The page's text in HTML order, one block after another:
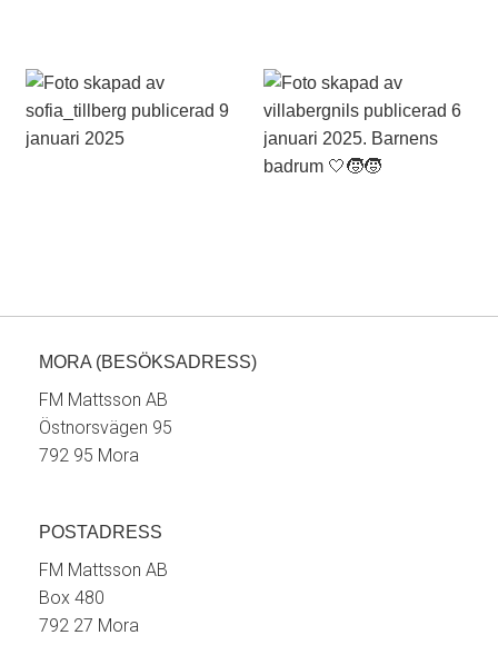
MORA (BESÖKSADRESS)
FM Mattsson AB
Östnorsvägen 95
792 95 Mora
POSTADRESS
FM Mattsson AB
Box 480
792 27 Mora